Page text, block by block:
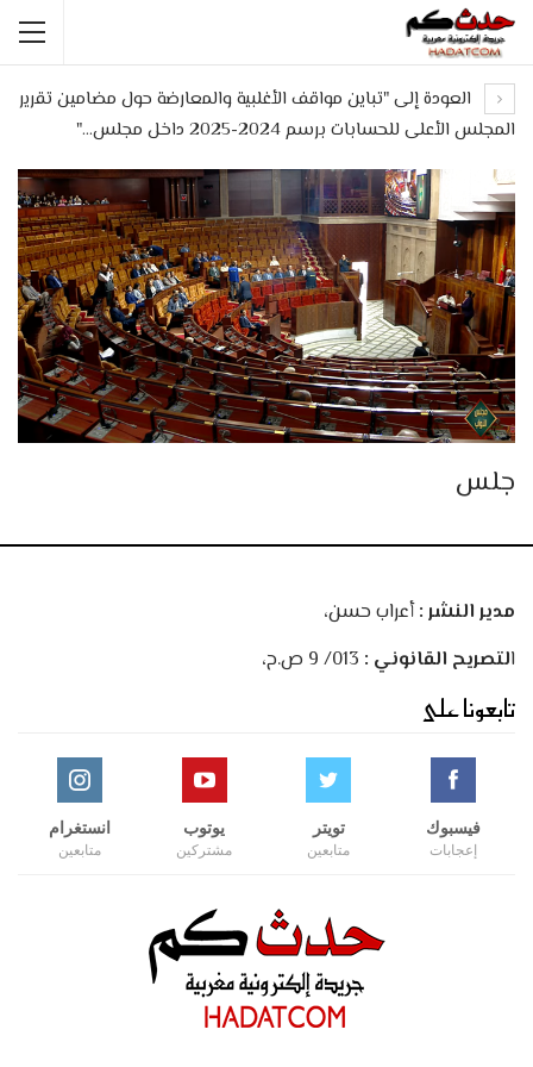
العودة إلى "تباين مواقف الأغلبية والمعارضة حول مضامين تقرير
المجلس الأعلى للحسابات برسم 2024-2025 داخل مجلس…"
جلس
مدير النشر :أعراب حسن،
التصريح القانوني :
تابعونا على
فيسبوك
إعجابات
تويتر
متابعين
يوتوب
مشتركين
انستغرام
متابعين